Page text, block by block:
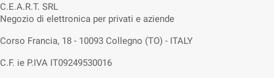
C.E.A.R.T. SRL
Negozio di elettronica per privati e aziende
Corso Francia, 18 - 10093 Collegno (TO) - ITALY
C.F. ie P.IVA IT09249530016